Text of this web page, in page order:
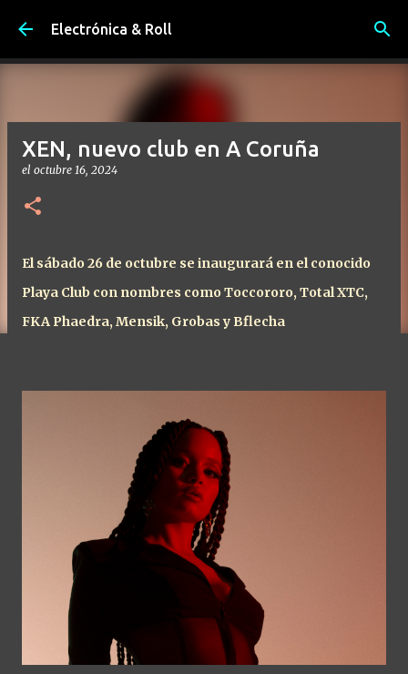
Ir al contenido principal
Electrónica & Roll
XEN, nuevo club en A Coruña
el octubre 16, 2024
El sábado 26 de octubre se inaugurará en el conocido
Playa Club con nombres como Toccororo, Total XTC,
FKA Phaedra, Mensik, Grobas y Bflecha